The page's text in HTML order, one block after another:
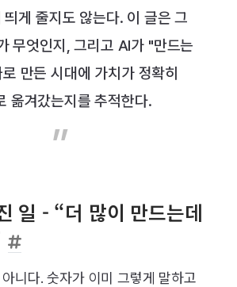
띄게 줄지도 않는다. 이 글은 그
무엇인지, 그리고 AI가 "만드는
만든 시대에 가치가 정확히
옮겨갔는지를 추적한다.
일 - “더 많이 만드는데
니다. 숫자가 이미 그렇게 말하고